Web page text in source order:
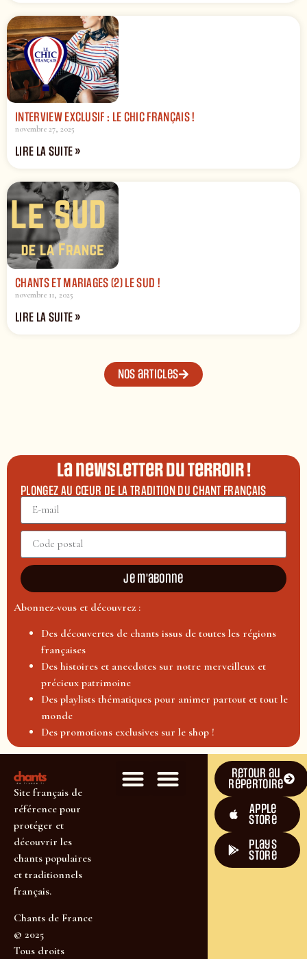
INTERVIEW EXCLUSIF : LE CHIC FRANÇAIS !
novembre 27, 2025
LIRE LA SUITE »
CHANTS ET MARIAGES (2) LE SUD !
novembre 11, 2025
LIRE LA SUITE »
Nos articles
La newsletter du terroir !
PLONGEZ AU CŒUR DE LA TRADITION DU CHANT FRANÇAIS
Je m'abonne
Abonnez-vous et découvrez :
Des découvertes de chants issus de toutes les régions
françaises
Des histoires et anecdotes sur notre merveilleux et
précieux patrimoine
Des playlists thématiques pour animer partout et tout le
monde
Des promotions exclusives sur le shop !
Site français de
référence pour
protéger et
découvrir les
chants populaires
et traditionnels
français.
Chants de France
© 2025
Tous droits
Retour au
répertoire
Apple
Store
plays
store